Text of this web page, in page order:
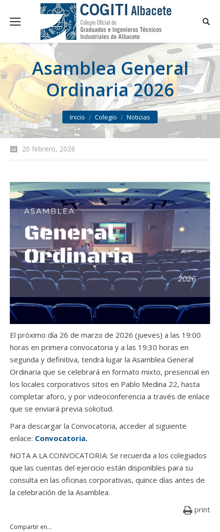
Asamblea General
Ordinaria 2026
You are here:
Inicio Colegio Noticias
20 febrero, 2026
El próximo día 26 de marzo de 2026 (jueves) a las 19:00
horas en primera convocatoria y a las 19:30 horas en
segunda y definitiva, tendrá lugar la Asamblea General
Ordinaria que se celebrará en formato mixto, presencial en
los locales corporativos sitos en Pablo Medina 22, hasta
completar aforo, y por videoconferencia a través de enlace
que se enviará previa solicitud.
Para descargar la Convocatoria, acceder al siguiente
enlace: Convocatoria.
NOTA A LA CONVOCATORIA: Se recuerda a los colegiados
que las cuentas del ejercicio están disponibles para su
consulta en las oficinas corporativas, quince días antes de
la celebración de la Asamblea.
print
Compartir en...